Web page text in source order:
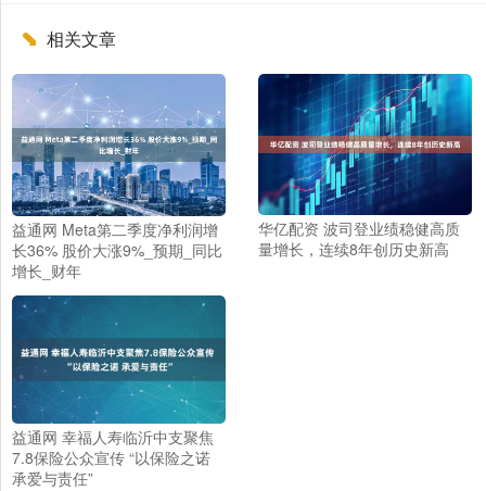
相关文章
益通网 Meta第二季度净利润增
长36% 股价大涨9%_预期_同比
增长_财年
华亿配资 波司登业绩稳健高质
量增长，连续8年创历史新高
益通网 幸福人寿临沂中支聚焦
7.8保险公众宣传 “以保险之诺
承爱与责任”